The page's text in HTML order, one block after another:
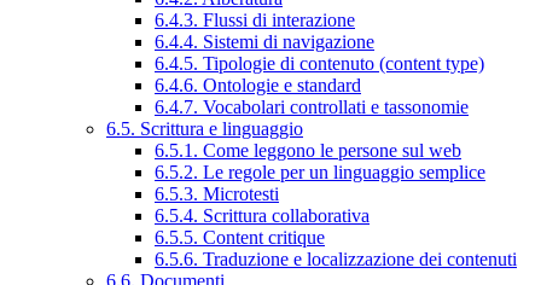
6.4.3. Flussi di interazione
6.4.4. Sistemi di navigazione
6.4.5. Tipologie di contenuto (content type)
6.4.6. Ontologie e standard
6.4.7. Vocabolari controllati e tassonomie
6.5. Scrittura e linguaggio
6.5.1. Come leggono le persone sul web
6.5.2. Le regole per un linguaggio semplice
6.5.3. Microtesti
6.5.4. Scrittura collaborativa
6.5.5. Content critique
6.5.6. Traduzione e localizzazione dei contenuti
6.6. Documenti